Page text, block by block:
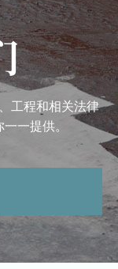
工程和相关法律
一提供。